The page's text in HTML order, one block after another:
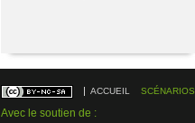
ACCUEIL SCÉNARIOS
Avec le soutien de :